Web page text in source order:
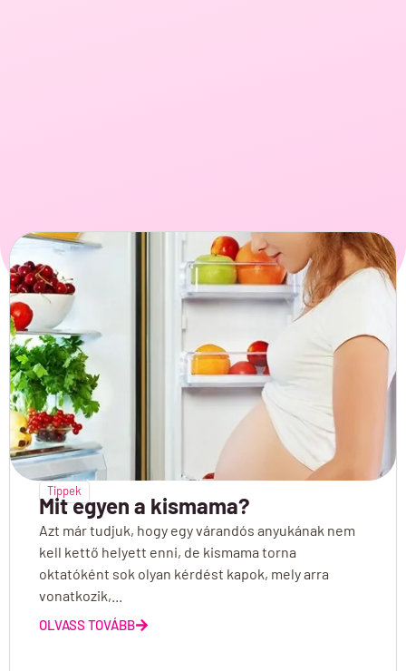
Tippek
Mit egyen a kismama?
Azt már tudjuk, hogy egy várandós anyukának nem
kell kettő helyett enni, de kismama torna
oktatóként sok olyan kérdést kapok, mely arra
vonatkozik,...
OLVASS TOVÁBB